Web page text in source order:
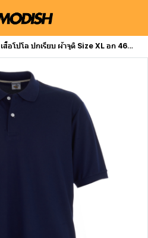
เสื้อโปโล ปกเรียบ ผ้าจูติ Size XL อก 46 นิ้ว